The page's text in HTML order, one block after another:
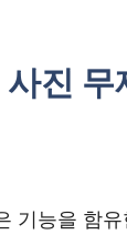
진 무
기능을 함